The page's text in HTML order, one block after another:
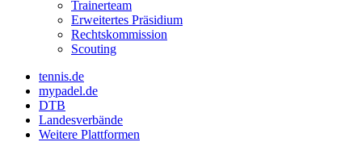
Trainerteam
Erweitertes Präsidium
Rechtskommission
Scouting
tennis.de
mypadel.de
DTB
Landesverbände
Weitere Plattformen